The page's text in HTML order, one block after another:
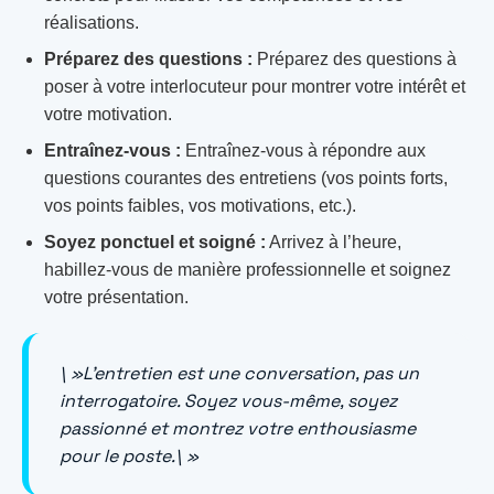
réalisations.
Préparez des questions : Préparez des questions à
poser à votre interlocuteur pour montrer votre intérêt et
votre motivation.
Entraînez-vous : Entraînez-vous à répondre aux
questions courantes des entretiens (vos points forts,
vos points faibles, vos motivations, etc.).
Soyez ponctuel et soigné : Arrivez à l’heure,
habillez-vous de manière professionnelle et soignez
votre présentation.
\ »L’entretien est une conversation, pas un
interrogatoire. Soyez vous-même, soyez
passionné et montrez votre enthousiasme
pour le poste.\ »